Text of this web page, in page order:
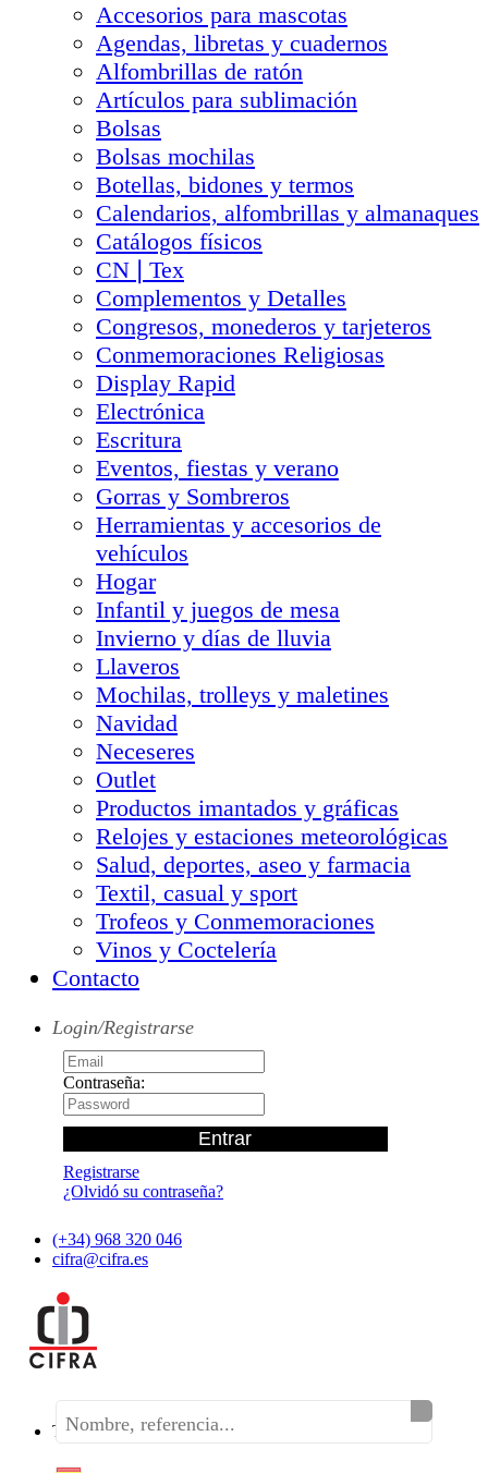
Accesorios para mascotas
Agendas, libretas y cuadernos
Alfombrillas de ratón
Artículos para sublimación
Bolsas
Bolsas mochilas
Botellas, bidones y termos
Calendarios, alfombrillas y almanaques
Catálogos físicos
CN❘Tex
Complementos y Detalles
Congresos, monederos y tarjeteros
Conmemoraciones Religiosas
Display Rapid
Electrónica
Escritura
Eventos, fiestas y verano
Gorras y Sombreros
Herramientas y accesorios de
vehículos
Hogar
Infantil y juegos de mesa
Invierno y días de lluvia
Llaveros
Mochilas, trolleys y maletines
Navidad
Neceseres
Outlet
Productos imantados y gráficas
Relojes y estaciones meteorológicas
Salud, deportes, aseo y farmacia
Textil, casual y sport
Trofeos y Conmemoraciones
Vinos y Coctelería
Contacto
Login/Registrarse
Contraseña:
Registrarse
¿Olvidó su contraseña?
(+34) 968 320 046
cifra@cifra.es
Teléfono:(+34) 968 320 046